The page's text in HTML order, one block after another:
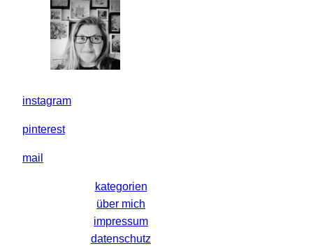
instagram
pinterest
mail
kategorien
über mich
impressum
datenschutz